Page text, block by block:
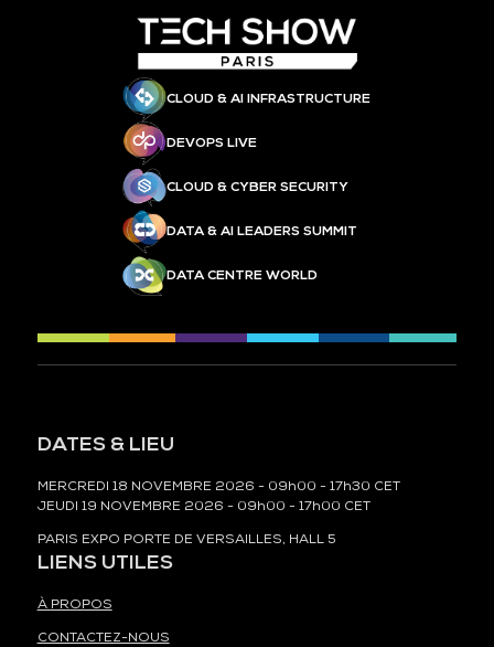
CLOUD & AI INFRASTRUCTURE
DEVOPS LIVE
CLOUD & CYBER SECURITY
DATA & AI LEADERS SUMMIT
DATA CENTRE WORLD
DATES & LIEU
MERCREDI 18 NOVEMBRE 2026 - 09h00 - 17h30 CET
JEUDI 19 NOVEMBRE 2026 - 09h00 - 17h00 CET
PARIS EXPO PORTE DE VERSAILLES, HALL 5
LIENS UTILES
À PROPOS
CONTACTEZ-NOUS